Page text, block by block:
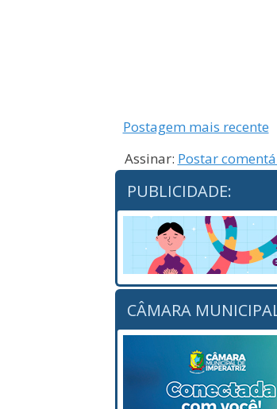
Postagem mais recente
Assinar: Postar
PUBLICIDADE:
CÂMARA